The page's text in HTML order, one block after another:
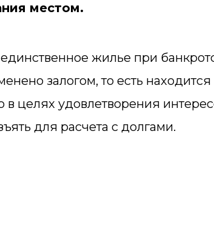
местом.
жилье при
залогом, то есть находится
целях удовлетворения
для расчета с долгами.